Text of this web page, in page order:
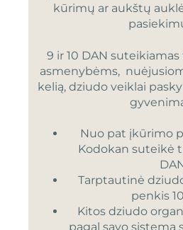
kūrimų ar aukštų
9 ir 10 DAN
asmenybėms,
kelią, dziudo veiklai
Nuo pat įkūrimo
Kodokan suteikė
Tarptautinė
penkis
Kitos dziudo
pagal savo sistemą